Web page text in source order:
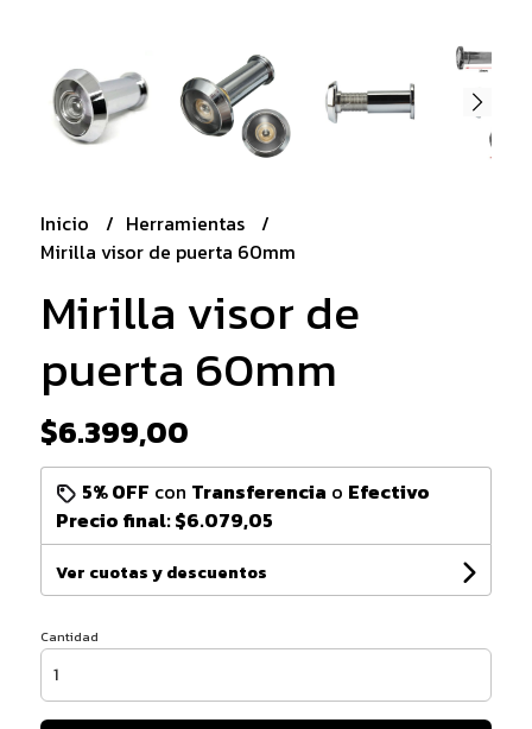
Inicio
Herramientas
Mirilla visor de puerta 60mm
Mirilla visor de
puerta 60mm
$6.399,00
5% OFF con Transferencia o Efectivo
Precio final:$6.079,05
Ver cuotas y descuentos
Cantidad